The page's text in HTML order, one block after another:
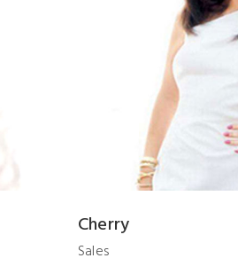
Chantra
Sales